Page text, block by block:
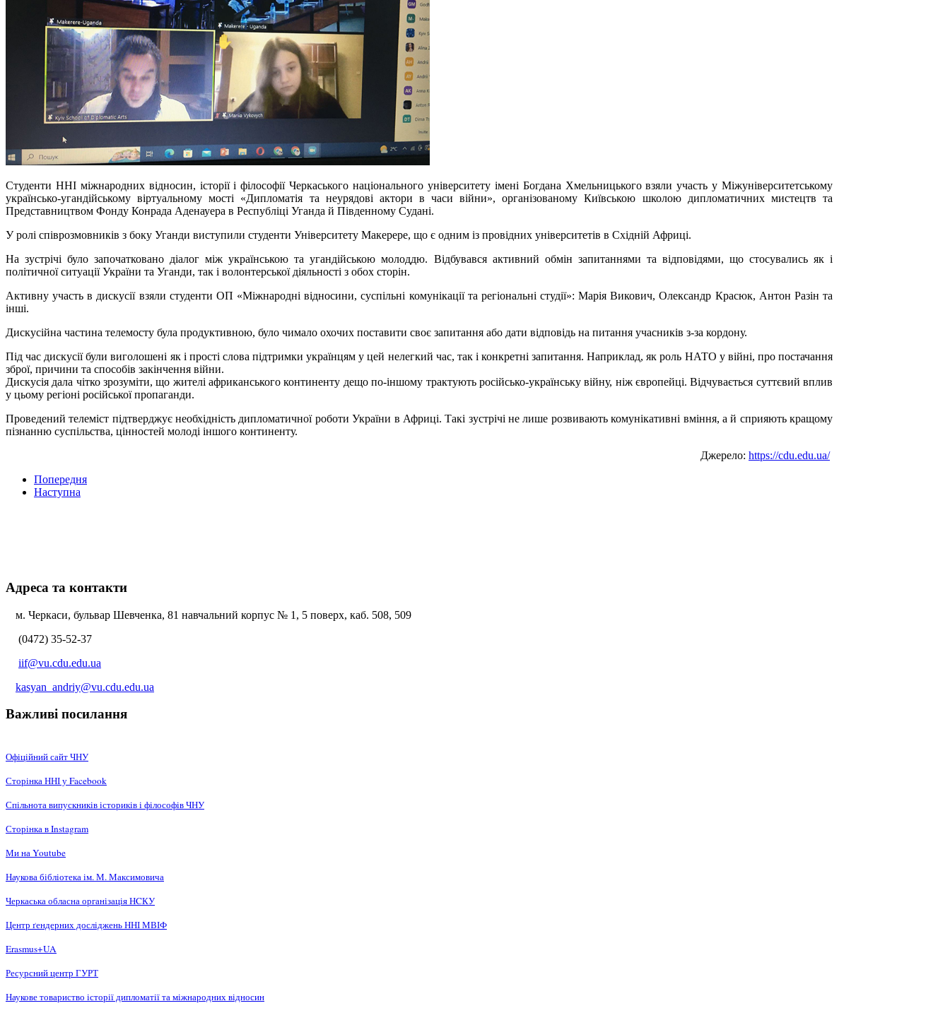
Студенти ННІ міжнародних відносин, історії і філософії Черкаського національного університету імені Богдана Хмельницького взяли участь у Міжуніверситетському
українсько-угандійському віртуальному мості «Дипломатія та неурядові актори в часи війни», організованому Київською школою дипломатичних мистецтв та
Представництвом Фонду Конрада Аденауера в Республіці Уганда й Південному Судані.
У ролі співрозмовників з боку Уганди виступили студенти Університету Макерере, що є одним із провідних університетів в Східній Африці.
На зустрічі було започатковано діалог між українською та угандійською молоддю. Відбувався активний обмін запитаннями та відповідями, що стосувались як і
політичної ситуації України та Уганди, так і волонтерської діяльності з обох сторін.
Активну участь в дискусії взяли студенти ОП «Міжнародні відносини, суспільні комунікації та регіональні студії»: Марія Викович, Олександр Красюк, Антон Разін та
інші.
Дискусійна частина телемосту була продуктивною, було чимало охочих поставити своє запитання або дати відповідь на питання учасників з-за кордону.
Під час дискусії були виголошені як і прості слова підтримки українцям у цей нелегкий час, так і конкретні запитання. Наприклад, як роль НАТО у війні, про постачання
зброї, причини та способів закінчення війни.
Дискусія дала чітко зрозуміти, що жителі африканського континенту дещо по-іншому трактують російсько-українську війну, ніж європейці. Відчувається суттєвий вплив
у цьому регіоні російської пропаганди.
Проведений телеміст підтверджує необхідність дипломатичної роботи України в Африці. Такі зустрічі не лише розвивають комунікативні вміння, а й сприяють кращому
пізнанню суспільства, цінностей молоді іншого континенту.
Джерело: https://cdu.edu.ua/
Попередня
Наступна
Адреса та контакти
м. Черкаси, бульвар Шевченка, 81 навчальний корпус № 1, 5 поверх, каб. 508, 509
(0472) 35-52-37
iif@vu.cdu.edu.ua
kasyan_andriy@vu.cdu.edu.ua
Важливі посилання
Офіційний сайт ЧНУ
Сторінка ННІ у Facebook
Спільнота випускників істориків і філософів ЧНУ
Сторінка в Instagram
Ми на Youtube
Наукова бібліотека ім. М. Максимовича
Черкаська обласна організація НCКУ
Центр ґендерних досліджень ННІ МВІФ
Erasmus+UA
Ресурсний центр ГУРТ
Наукове товариство історії дипломатії та міжнародних відносин